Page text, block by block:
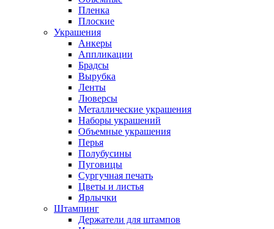
Пленка
Плоские
Украшения
Анкеры
Аппликации
Брадсы
Вырубка
Ленты
Люверсы
Металлические украшения
Наборы украшений
Объемные украшения
Перья
Полубусины
Пуговицы
Сургучная печать
Цветы и листья
Ярлычки
Штампинг
Держатели для штампов